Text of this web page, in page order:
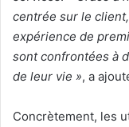
centrée sur le
expérience de
sont confrontées à
de leur vie », a
Concrètement, les